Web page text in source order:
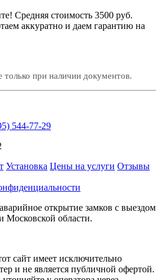
Средняя стоимость 3500 руб.
аккуратно и даем гарантию на
при наличии документов.
544-77-29
Установка Цены на услуги Отзывы
открытие замков с выездом
Московской области.
сайт имеет исключительно
и не является публичной офертой.